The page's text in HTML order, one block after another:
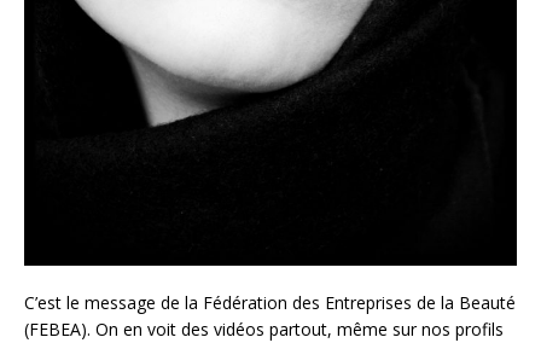
C’est le message de la Fédération des Entreprises de la Beauté
(FEBEA). On en voit des vidéos partout, même sur nos profils